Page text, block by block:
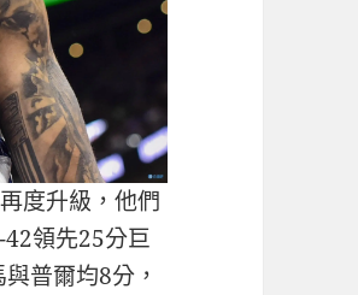
度升級，他們
領先25分巨
普爾均8分，